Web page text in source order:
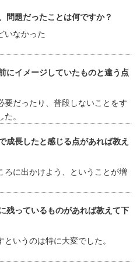
問題だったことは何ですか？
いなかった
にイメージしていたものと違う点
要だったり、普段しないことをす
。
成長したと感じる点があれば教え
ろに出かけよう、ということが増
残っているものがあれば教えて下
いうのは特に大変でした。